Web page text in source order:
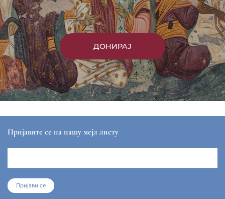
Вести
Епархија
Саопштења
Парохије
Преносимо
Контакт
МЕТОХИЈСКА